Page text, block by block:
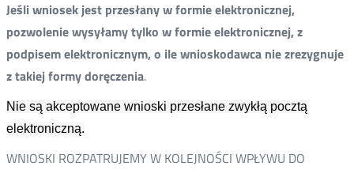
Jeśli wniosek jest przesłany w formie elektronicznej,
pozwolenie wysyłamy tylko w formie elektronicznej, z
podpisem elektronicznym, o ile wnioskodawca nie zrezygnuje
z takiej formy doręczenia.
Nie są akceptowane wnioski przesłane zwykłą pocztą
elektroniczną.
WNIOSKI ROZPATRUJEMY W KOLEJNOŚCI WPŁYWU DO